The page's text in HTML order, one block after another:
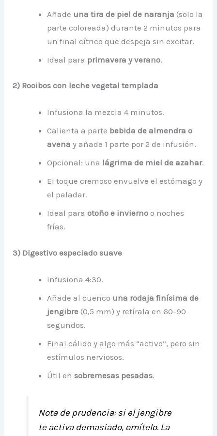
Añade una tira de piel de naranja (solo la
parte coloreada) durante 2 minutos para
un final cítrico que despeja sin excitar.
Ideal para primavera y verano.
2) Rooibos con leche vegetal templada
Infusiona la mezcla 4 minutos.
Calienta a parte bebida de almendra o
avena y añade 1 parte por 2 de infusión.
Opcional: una lágrima de miel de azahar.
El toque cremoso envuelve el estómago y
el paladar.
Ideal paraotoño e invierno o noches
frías.
3) Digestivo especiado suave
Infusiona 4:30.
Añade al cuenco una rodaja finísima de
jengibre (0,5 mm) y retírala en 60–90
segundos.
Final cálido y algo más “activo”, pero sin
estímulos nerviosos.
Útil ensobremesas pesadas.
Nota de prudencia:si el jengibre
te activa demasiado, omítelo. La